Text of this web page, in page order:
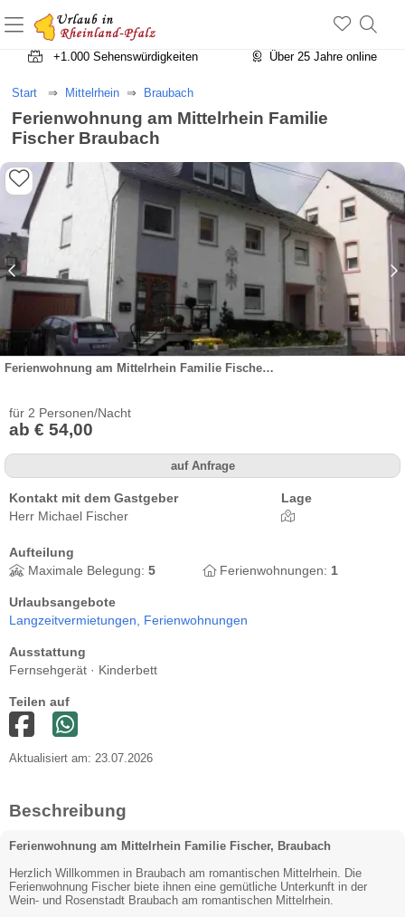
+1.500 Unterkünfte in Rheinland-Pfalz
+1.000 Sehenswürdigkeiten
Über 25 Jahre online
Start Mittelrhein Braubach
Ferienwohnung am Mittelrhein Familie
Fischer Braubach
Ferienwohnung am Mittelrhein Familie Fischer Braubach
für 2 Personen/Nacht
ab € 54,00
auf Anfrage
Kontakt mit dem Gastgeber
Herr Michael Fischer
Lage
Aufteilung
Maximale Belegung: 5 Ferienwohnungen: 1
Urlaubsangebote
Langzeitvermietungen, Ferienwohnungen
Ausstattung
Fernsehgerät · Kinderbett
Teilen auf
Aktualisiert am: 23.07.2026
Beschreibung
Ferienwohnung am Mittelrhein Familie Fischer, Braubach
Herzlich Willkommen in Braubach am romantischen Mittelrhein. Die
Ferienwohnung Fischer biete ihnen eine gemütliche Unterkunft in der
Wein- und Rosenstadt Braubach am romantischen Mittelrhein.